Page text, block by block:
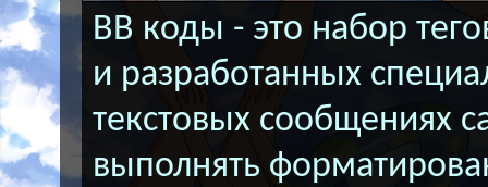
BB коды - это набор
и разработанных
текстовых сообщениях
выполнять